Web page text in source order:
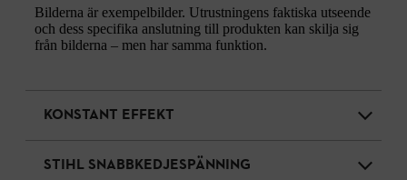
Bilderna är exempelbilder. Utrustningens faktiska utseende
och dess specifika anslutning till produkten kan skilja sig
från bilderna – men har samma funktion.
KONSTANT EFFEKT
STIHL SNABBKEDJESPÄNNING